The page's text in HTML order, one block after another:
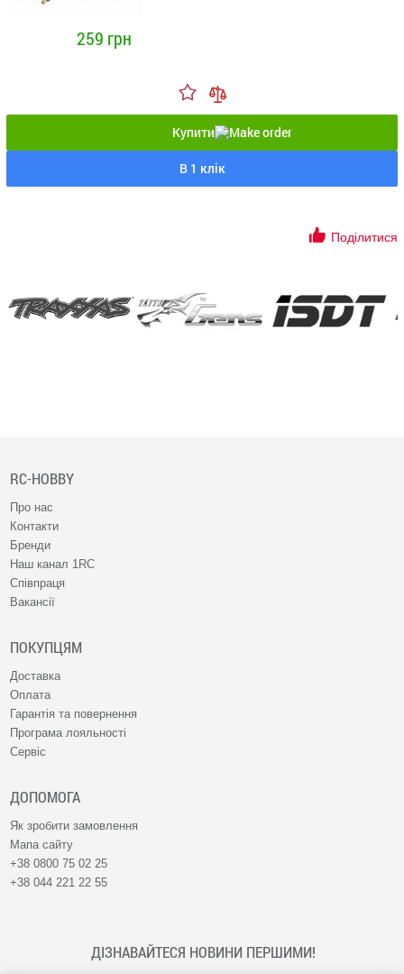
259 грн
Купити
В 1 клік
Поділитися
RC-HOBBY
Про нас
Контакти
Бренди
Наш канал 1RC
Співпраця
Вакансії
ПОКУПЦЯМ
Доставка
Оплата
Гарантія та повернення
Програма лояльності
Сервіс
ДОПОМОГА
Як зробити замовлення
Мапа сайту
+38 0800 75 02 25
+38 044 221 22 55
ДІЗНАВАЙТЕСЯ НОВИНИ ПЕРШИМИ!